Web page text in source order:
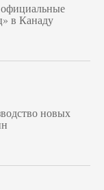
официальные
в Канаду
новых